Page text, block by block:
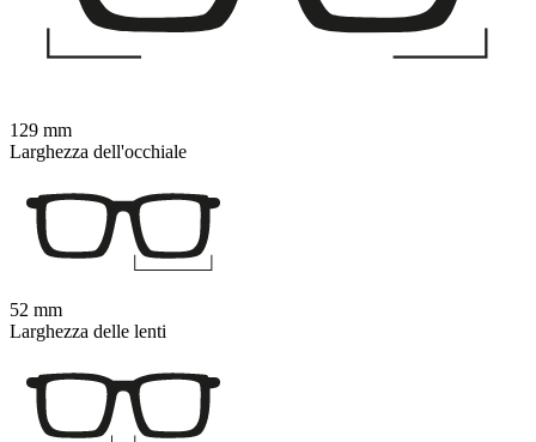
129 mm
Larghezza dell'occhiale
52 mm
Larghezza delle lenti